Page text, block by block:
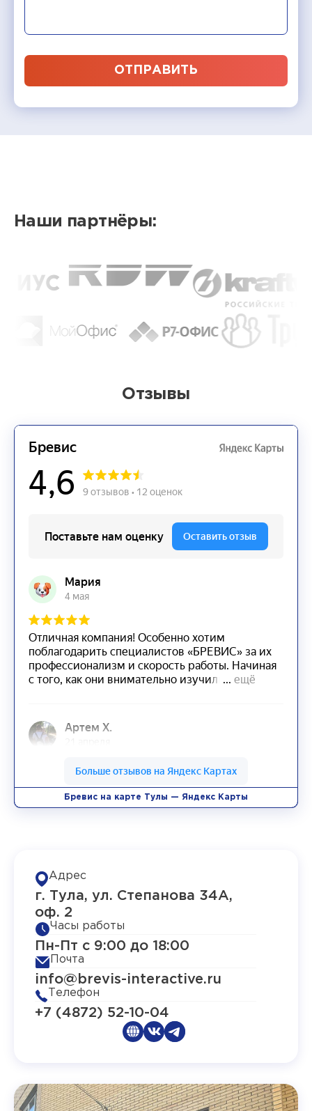
ОТПРАВИТЬ
Наши партнёры:
Отзывы
Бревис на карте Тулы — Яндекс Карты
Адрес
г. Тула, ул. Степанова 34А,
оф. 2
Часы работы
Пн-Пт с 9:00 до 18:00
Почта
info@brevis-interactive.ru
Телефон
+7 (4872) 52-10-04